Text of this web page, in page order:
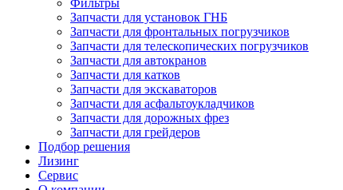
Фильтры
Запчасти для установок ГНБ
Запчасти для фронтальных погрузчиков
Запчасти для телескопических погрузчиков
Запчасти для автокранов
Запчасти для катков
Запчасти для экскаваторов
Запчасти для асфальтоукладчиков
Запчасти для дорожных фрез
Запчасти для грейдеров
Подбор решения
Лизинг
Сервис